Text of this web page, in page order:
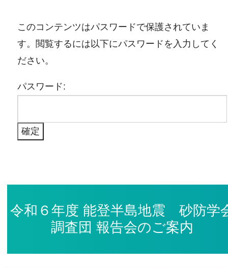
このコンテンツはパスワードで保護されていま
す。閲覧するには以下にパスワードを入力してく
ださい。
パスワード:
令和６年度 能登半島地震 砂防学
調査団 報告会のご案内